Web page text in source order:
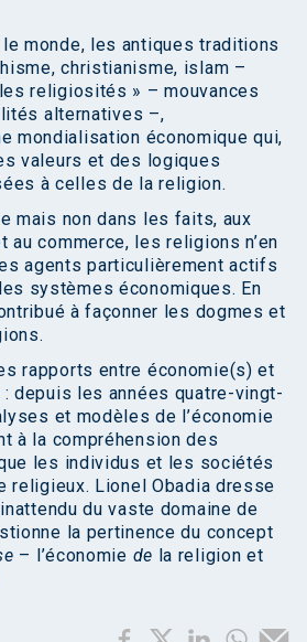
monde, les antiques traditions
christianisme, islam –
religiosités » – mouvances
alternatives –,
mondialisation économique qui,
valeurs et des logiques
à celles de la religion.
mais non dans les faits, aux
au commerce, les religions n’en
agents particulièrement actifs
systèmes économiques. En
à façonner les dogmes et
rapports entre économie(s) et
depuis les années quatre-vingt-
et modèles de l’économie
à la compréhension des
les individus et les sociétés
religieux. Lionel Obadia dresse
du vaste domaine de
la pertinence du concept
– l’économie de la religion et